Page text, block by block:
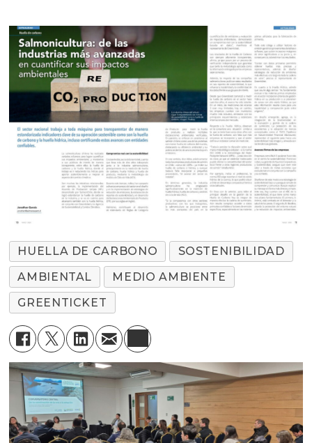
HUELLA DE CARBONO
SOSTENIBILIDAD
AMBIENTAL
MEDIO AMBIENTE
GREENTICKET